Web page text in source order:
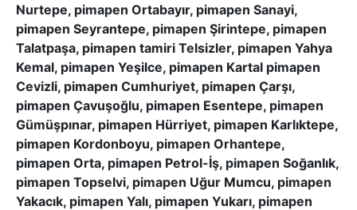
Nurtepe, pimapen Ortabayır, pimapen Sanayi,
pimapen Seyrantepe, pimapen Şirintepe, pimapen
Talatpaşa, pimapen tamiri Telsizler, pimapen Yahya
Kemal, pimapen Yeşilce, pimapen Kartal pimapen
Cevizli, pimapen Cumhuriyet, pimapen Çarşı,
pimapen Çavuşoğlu, pimapen Esentepe, pimapen
Gümüşpınar, pimapen Hürriyet, pimapen Karlıktepe,
pimapen Kordonboyu, pimapen Orhantepe,
pimapen Orta, pimapen Petrol-İş, pimapen Soğanlık,
pimapen Topselvi, pimapen Uğur Mumcu, pimapen
Yakacık, pimapen Yalı, pimapen Yukarı, pimapen